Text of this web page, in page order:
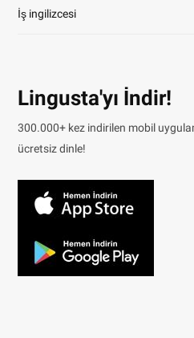
İş ingilizcesi
Lingusta'yı İndir!
300.000+ kez indirilen mobil
ücretsiz dinle!